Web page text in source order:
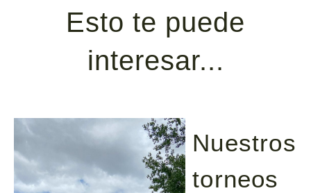
Esto te puede
interesar...
Nuestros
torneos